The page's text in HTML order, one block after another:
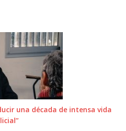
una década de intensa vida